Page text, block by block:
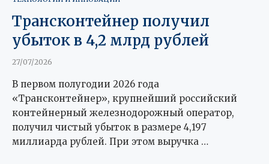
Трансконтейнер получил
убыток в 4,2 млрд рублей
27/07/2026
В первом полугодии 2026 года
«Трансконтейнер», крупнейший российский
контейнерный железнодорожный оператор,
получил чистый убыток в размере 4,197
миллиарда рублей. При этом выручка …